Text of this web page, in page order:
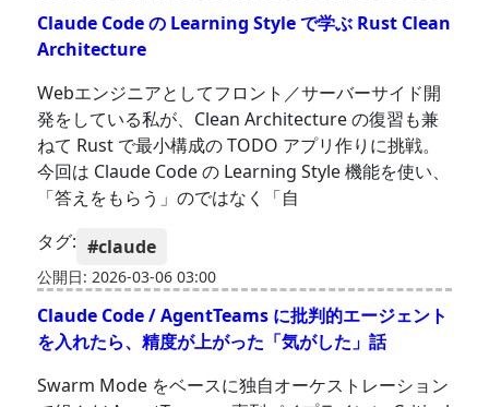
Claude Code の Learning Style で学ぶ Rust Clean
Architecture
Webエンジニアとしてフロント／サーバーサイド開
発をしている私が、Clean Architecture の復習も兼
ねて Rust で最小構成の TODO アプリ作りに挑戦。
今回は Claude Code の Learning Style 機能を使い、
「答えをもらう」のではなく「自
タグ: #claude
公開日: 2026-03-06 03:00
Claude Code / AgentTeams に批判的エージェント
を入れたら、精度が上がった「気がした」話
Swarm Mode をベースに独自オーケストレーション